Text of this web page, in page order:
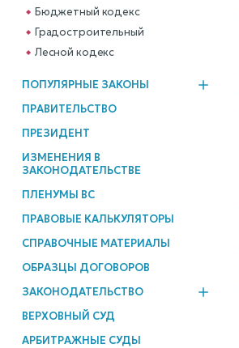
Бюджетный кодекс
Градостроительный
Лесной кодекс
ПОПУЛЯРНЫЕ ЗАКОНЫ
ПРАВИТЕЛЬСТВО
ПРЕЗИДЕНТ
ИЗМЕНЕНИЯ В
ЗАКОНОДАТЕЛЬСТВЕ
ПЛЕНУМЫ ВС
ПРАВОВЫЕ КАЛЬКУЛЯТОРЫ
СПРАВОЧНЫЕ МАТЕРИАЛЫ
ОБРАЗЦЫ ДОГОВОРОВ
ЗАКОНОДАТЕЛЬСТВО
ВЕРХОВНЫЙ СУД
АРБИТРАЖНЫЕ СУДЫ